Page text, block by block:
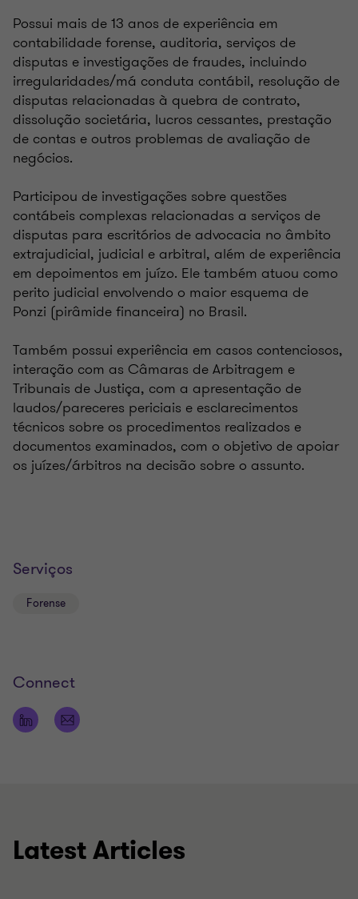
Possui mais de 13 anos de experiência em
contabilidade forense, auditoria, serviços de
disputas e investigações de fraudes, incluindo
irregularidades/má conduta contábil, resolução de
disputas relacionadas à quebra de contrato,
dissolução societária, lucros cessantes, prestação
de contas e outros problemas de avaliação de
negócios.
Participou de investigações sobre questões
contábeis complexas relacionadas a serviços de
disputas para escritórios de advocacia no âmbito
extrajudicial, judicial e arbitral, além de experiência
em depoimentos em juízo. Ele também atuou como
perito judicial envolvendo o maior esquema de
Ponzi (pirâmide financeira) no Brasil.
Também possui experiência em casos contenciosos,
interação com as Câmaras de Arbitragem e
Tribunais de Justiça, com a apresentação de
laudos/pareceres periciais e esclarecimentos
técnicos sobre os procedimentos realizados e
documentos examinados, com o objetivo de apoiar
os juízes/árbitros na decisão sobre o assunto.
Serviços
Forense
Connect
Latest Articles